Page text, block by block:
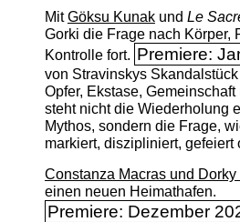
MitGöksu Kunakund Le
Gorki die Frage nach Körper,
Kontrolle fort. Premiere:
von Stravinskys
Opfer, Ekstase,
steht nicht die Wiederholung
Mythos, sondern die Frage,
markiert, diszipliniert, gefeiert
Constanza Macras und Dorky
einen neuen Heimathafen.
Premiere: Dezember